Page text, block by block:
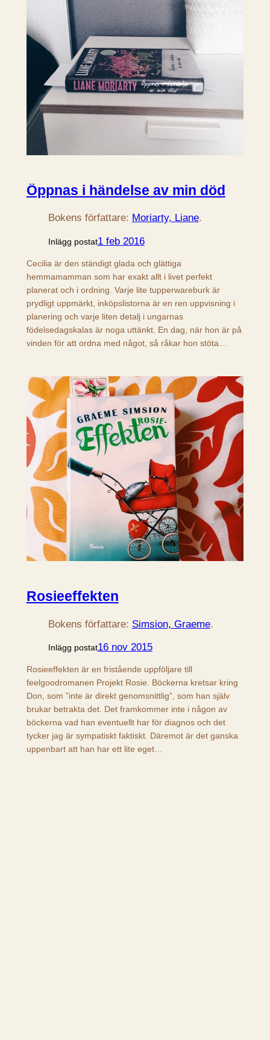
Öppnas i händelse av min död
Bokens författare: Moriarty, Liane.
Inlägg postat1 feb 2016
Cecilia är den ständigt glada och glättiga
hemmamamman som har exakt allt i livet perfekt
planerat och i ordning. Varje lite tupperwareburk är
prydligt uppmärkt, inköpslistorna är en ren uppvisning i
planering och varje liten detalj i ungarnas
födelsedagskalas är noga uttänkt. En dag, när hon är på
vinden för att ordna med något, så råkar hon stöta…
Rosieeffekten
Bokens författare: Simsion, Graeme.
Inlägg postat16 nov 2015
Rosieeffekten är en fristående uppföljare till
feelgoodromanen Projekt Rosie. Böckerna kretsar kring
Don, som ”inte är direkt genomsnittlig”, som han själv
brukar betrakta det. Det framkommer inte i någon av
böckerna vad han eventuellt har för diagnos och det
tycker jag är sympatiskt faktiskt. Däremot är det ganska
uppenbart att han har ett lite eget…